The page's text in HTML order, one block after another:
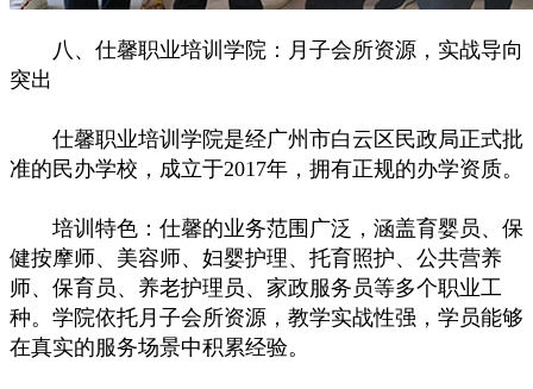
八、仕馨职业培训学院：月子会所资源，实战导向
突出
仕馨职业培训学院是经广州市白云区民政局正式批
准的民办学校，成立于2017年，拥有正规的办学资质。
培训特色：仕馨的业务范围广泛，涵盖育婴员、保
健按摩师、美容师、妇婴护理、托育照护、公共营养
师、保育员、养老护理员、家政服务员等多个职业工
种。学院依托月子会所资源，教学实战性强，学员能够
在真实的服务场景中积累经验。